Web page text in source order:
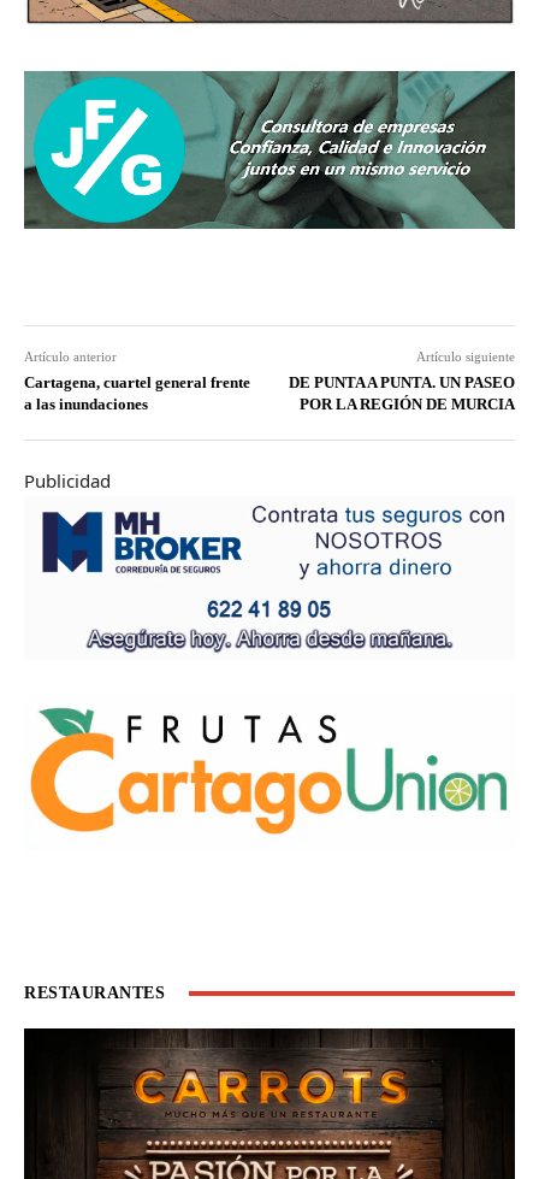
Artículo anterior
Cartagena, cuartel general frente
a las inundaciones
Artículo siguiente
DE PUNTA A PUNTA. UN PASEO
POR LA REGIÓN DE MURCIA
Publicidad
RESTAURANTES